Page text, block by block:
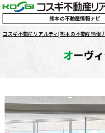
熊本の不動産情報ナビ
コスギ不動産リアルティ[熊本の不動産情報
オーヴ